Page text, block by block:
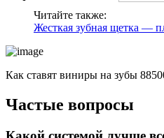
Читайте также:
Жесткая зубная щетка —
Как ставят виниры на зубы
Частые вопросы